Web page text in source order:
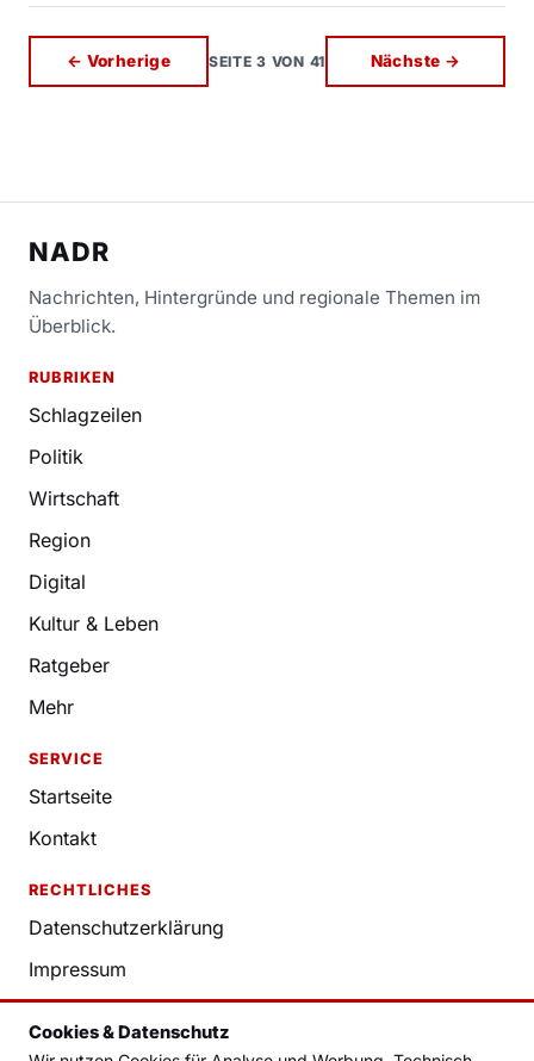
Cookies & Datenschutz
← Vorherige SEITE 3 VON 41 Nächste →
NADR
Nachrichten, Hintergründe und regionale Themen im
Überblick.
RUBRIKEN
Schlagzeilen
Politik
Wirtschaft
Region
Digital
Kultur & Leben
Ratgeber
Mehr
SERVICE
Startseite
Kontakt
RECHTLICHES
Datenschutzerklärung
Impressum
Redaktion